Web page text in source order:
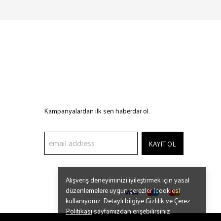
Alışveriş deneyiminizi iyileştirmek için yasal
düzenlemelere uygun çerezler (cookies)
kullanıyoruz. Detaylı bilgiyeGizlilik ve Çerez
Politikasısayfamızdan erişebilirsiniz.
Kampanyalardan ilk sen haberdar ol.
KAYIT OL